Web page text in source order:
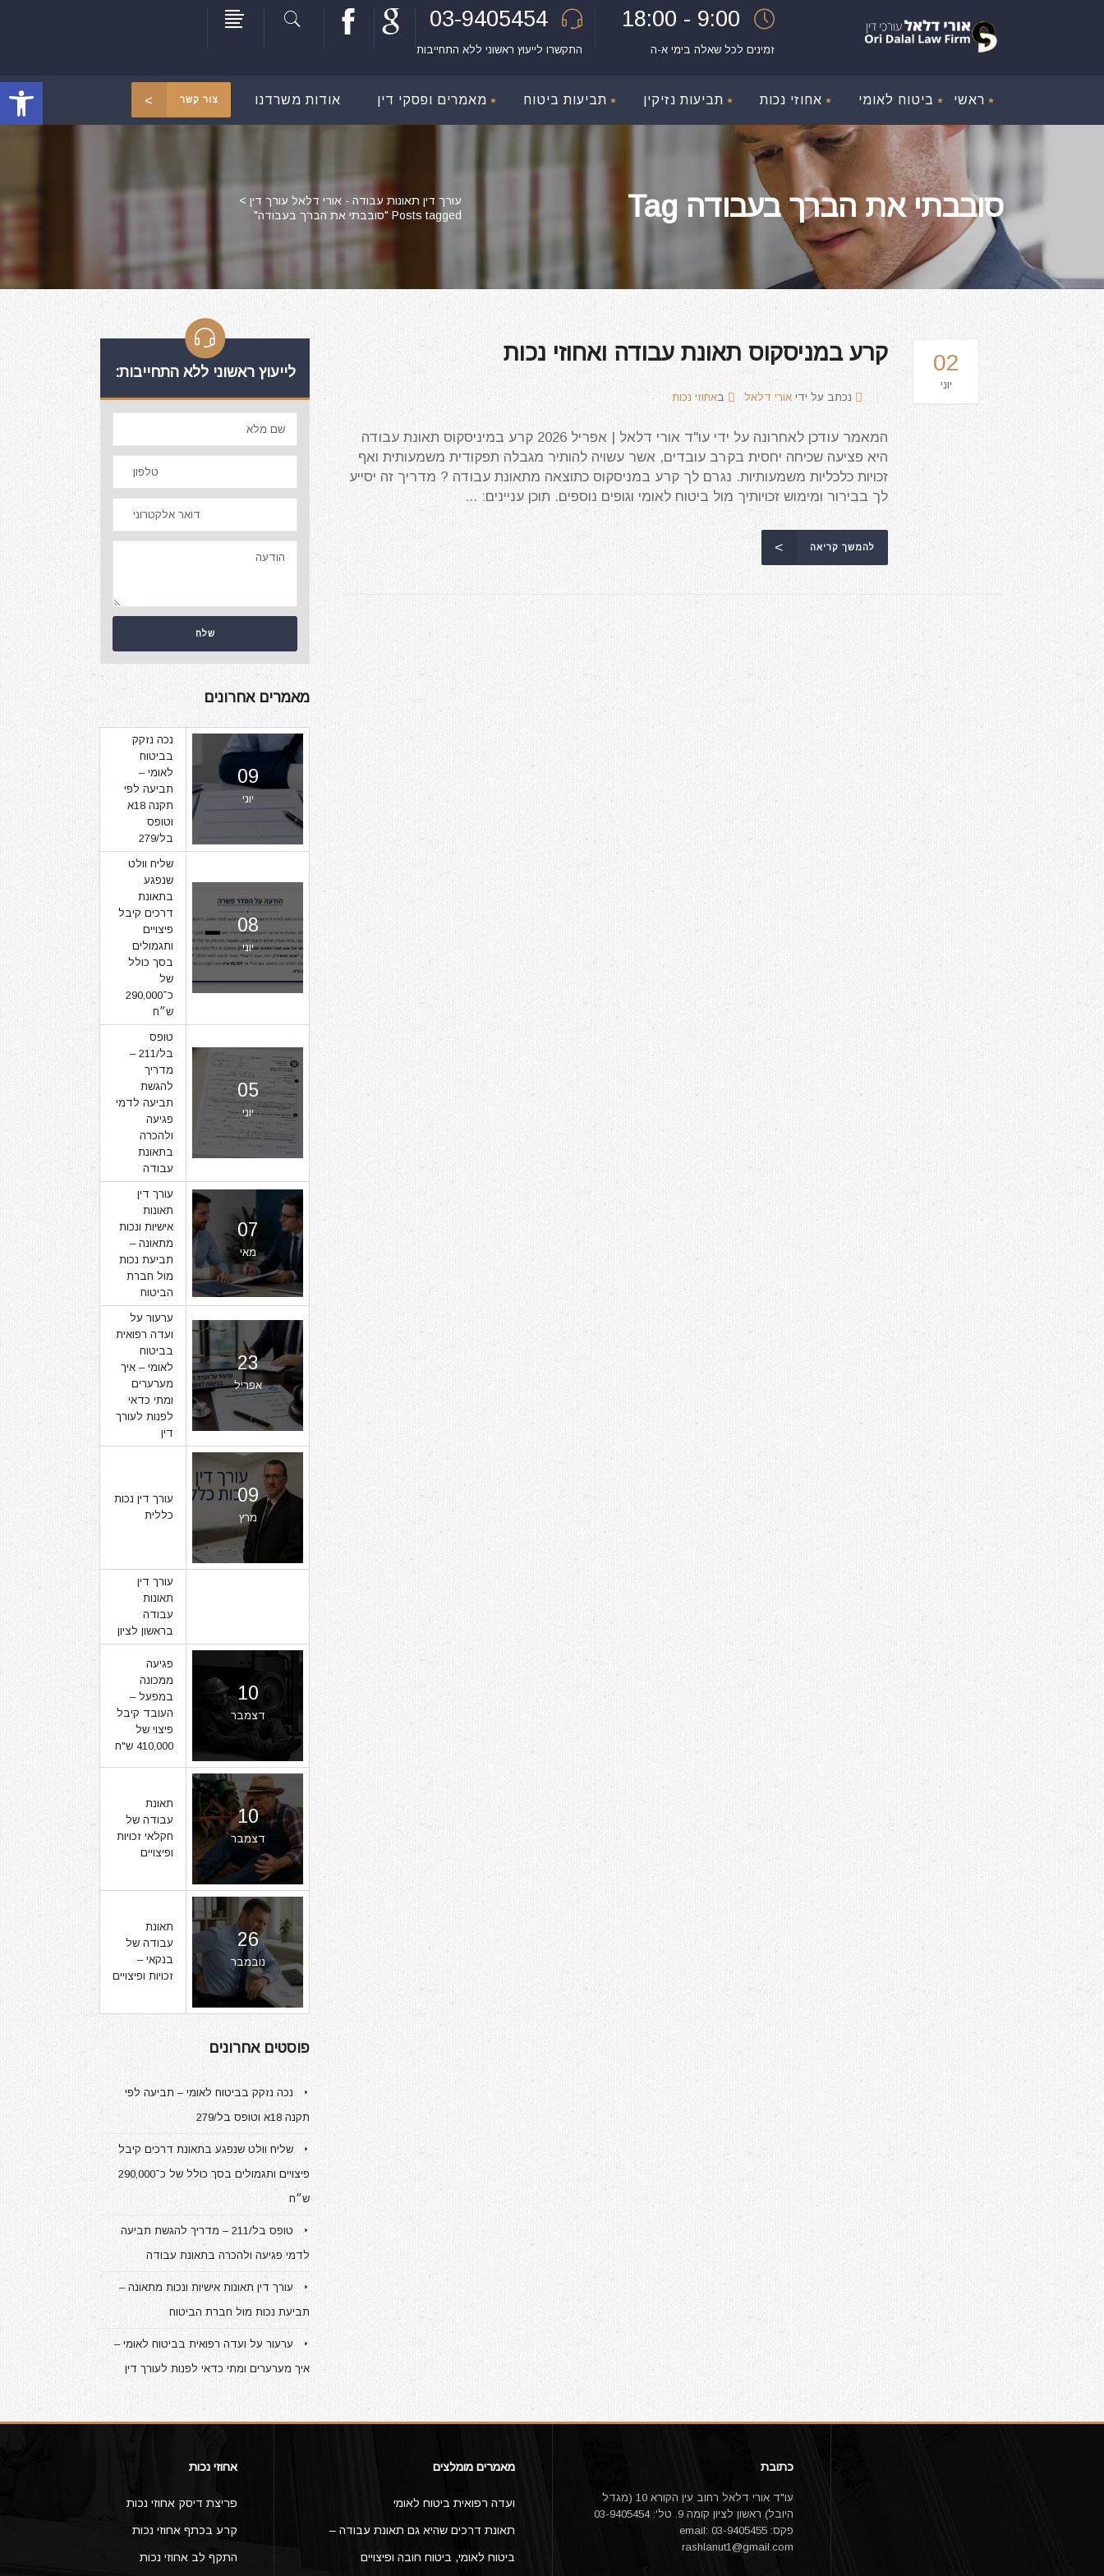
פתח
03-9405454
התקשרו לייעוץ ראשוני ללא התחייבות
9:00 - 18:00
זמינים לכל שאלה בימי א-ה
ראשי ביטוח לאומי אחוזי נכות תביעות נזיקין תביעות ביטוח מאמרים ופסקי דין אודות משרדנו צור קשר
סובבתי את הברך בעבודה Tag עורך דין תאונות עבודה - אורי דלאל עורך דין >
Posts tagged "סובבתי את הברך בעבודה"
לייעוץ ראשוני ללא התחייבות:
מאמרים אחרונים
09
יוני
נכה נזקק
בביטוח
לאומי –
תביעה לפי
תקנה 18א
וטופס
בל/279
08
יוני
שליח וולט
שנפגע
בתאונת
דרכים קיבל
פיצויים
ותגמולים
בסך כולל
של
כ־290,000
ש״ח
05
יוני
טופס
בל/211 –
מדריך
להגשת
תביעה לדמי
פגיעה
ולהכרה
בתאונת
עבודה
07
מאי
עורך דין
תאונות
אישיות ונכות
מתאונה –
תביעת נכות
מול חברת
הביטוח
23
אפריל
ערעור על
ועדה רפואית
בביטוח
לאומי – איך
מערערים
ומתי כדאי
לפנות לעורך
דין
09
מרץ
עורך דין נכות
כללית
עורך דין
תאונות
עבודה
בראשון לציון
10
דצמבר
פגיעה
ממכונה
במפעל –
העובד קיבל
פיצוי של
410,000 ש"ח
10
דצמבר
תאונת
עבודה של
חקלאי זכויות
ופיצויים
26
נובמבר
תאונת
עבודה של
בנקאי –
זכויות ופיצויים
פוסטים אחרונים
נכה נזקק בביטוח לאומי – תביעה לפי
תקנה 18א וטופס בל/279
שליח וולט שנפגע בתאונת דרכים קיבל
פיצויים ותגמולים בסך כולל של כ־290,000
ש״ח
טופס בל/211 – מדריך להגשת תביעה
לדמי פגיעה ולהכרה בתאונת עבודה
עורך דין תאונות אישיות ונכות מתאונה –
תביעת נכות מול חברת הביטוח
ערעור על ועדה רפואית בביטוח לאומי –
איך מערערים ומתי כדאי לפנות לעורך דין
02
יוני
קרע במניסקוס תאונת עבודה ואחוזי נכות
נכתב על ידי אורי דלאל באחוזי נכות
המאמר עודכן לאחרונה על ידי עו"ד אורי דלאל | אפריל 2026 קרע במיניסקוס תאונת עבודה
היא פציעה שכיחה יחסית בקרב עובדים, אשר עשויה להותיר מגבלה תפקודית משמעותית ואף
זכויות כלכליות משמעותיות. נגרם לך קרע במניסקוס כתוצאה מתאונת עבודה ? מדריך זה יסייע
לך בבירור ומימוש זכויותיך מול ביטוח לאומי וגופים נוספים. תוכן עניינים: ...
להמשך קריאה
אחוזי נכות
פריצת דיסק אחוזי נכות
קרע בכתף אחוזי נכות
התקף לב אחוזי נכות
מאמרים מומלצים
ועדה רפואית ביטוח לאומי
תאונת דרכים שהיא גם תאונת עבודה –
ביטוח לאומי, ביטוח חובה ופיצויים
כתובת
עו"ד אורי דלאל רחוב עין הקורא 10 (מגדל
היובל) ראשון לציון קומה 9. טל': 03-9405454
פקס: 03-9405455 email:
rashlanut1@gmail.com